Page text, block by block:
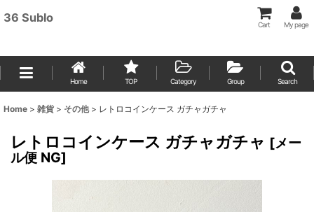
36 Sublo
Cart My page
Home TOP Category Group Search
Home > 雑貨 > その他 > レトロコインケース ガチャガチャ
レトロコインケース ガチャガチャ [メー
ル便 NG]